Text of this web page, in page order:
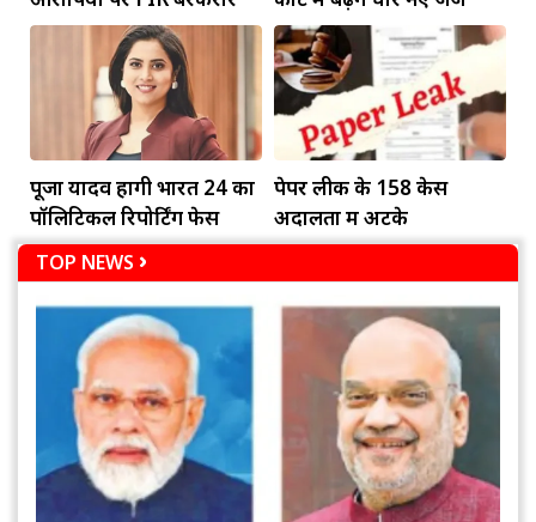
पूजा यादव होंगी भारत 24 का
पॉलिटिकल रिपोर्टिंग फेस
पेपर लीक के 158 केस
अदालतों में अटके
TOP NEWS